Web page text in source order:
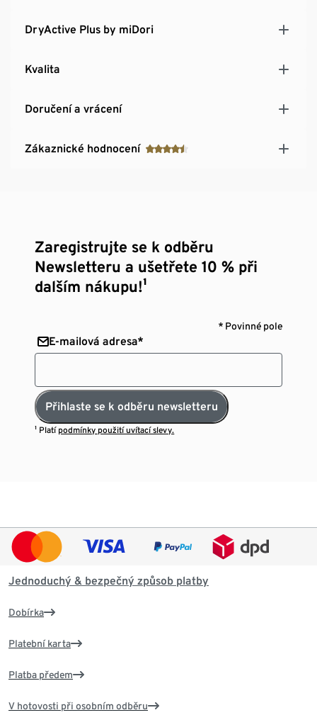
DryActive Plus by miDori
Kvalita
Doručení a vrácení
Zákaznické hodnocení
Zaregistrujte se k odběru
Newsletteru a ušetřete 10 % při
dalším nákupu!¹
* Povinné pole
E-mailová adresa*
Přihlaste se k odběru newsletteru
¹ Platí podmínky použití uvítací slevy.
Jednoduchý & bezpečný způsob platby
Dobírka
Platební karta
Platba předem
V hotovosti při osobním odběru